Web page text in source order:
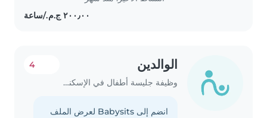
الوالدين
وظيفة جليسة أطفال في الإسكندرية
4
انضم إلى Babysits لعرض الملف